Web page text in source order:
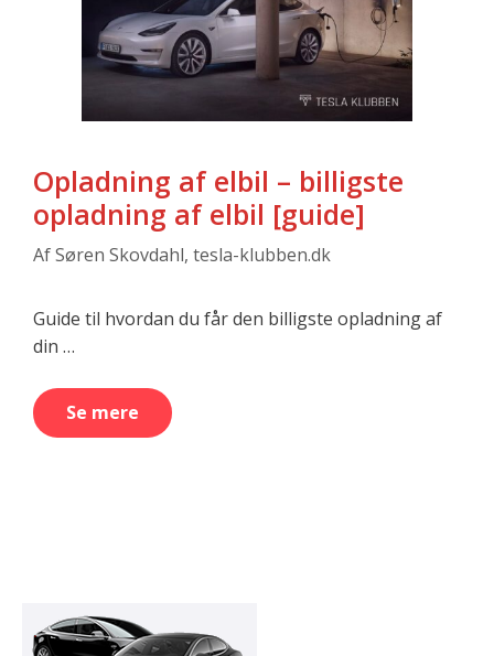
Opladning af elbil – billigste
opladning af elbil [guide]
AfSøren Skovdahl, tesla-klubben.dk
Guide til hvordan du får den billigste opladning af
din …
Se mere